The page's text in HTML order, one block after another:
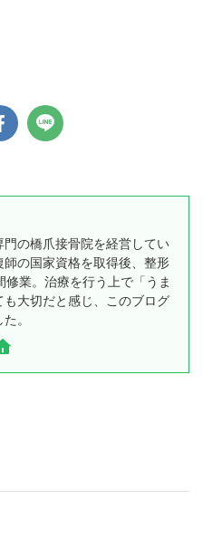
門の橋爪接骨院を経営してい
師の国家資格を取得後、整形
修業。治療を行う上で「うま
も大切だと感じ、このブログ
。